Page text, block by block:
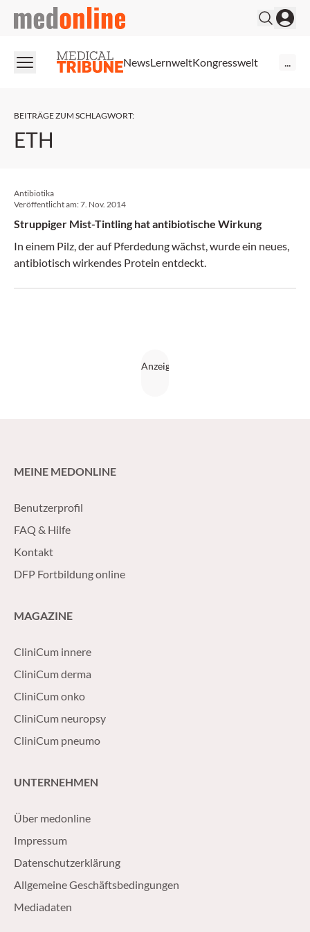
medonline
NewsLernweltKongresswelt
BEITRÄGE ZUM SCHLAGWORT:
ETH
Antibiotika
Veröffentlicht am:7. Nov. 2014
Struppiger Mist-Tintling hat antibiotische Wirkung
In einem Pilz, der auf Pferdedung wächst, wurde ein neues,
antibiotisch wirkendes Protein entdeckt.
MEINE MEDONLINE
Benutzerprofil
FAQ & Hilfe
Kontakt
DFP Fortbildung online
MAGAZINE
CliniCum innere
CliniCum derma
CliniCum onko
CliniCum neuropsy
CliniCum pneumo
UNTERNEHMEN
Über medonline
Impressum
Datenschutzerklärung
Allgemeine Geschäftsbedingungen
Mediadaten